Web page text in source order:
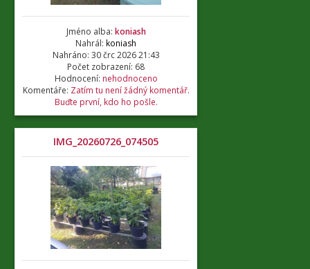
Jméno alba: koniash
Nahrál: koniash
Nahráno: 30 črc 2026 21:43
Počet zobrazení: 68
Hodnocení: nehodnoceno
Komentáře: Zatím tu není žádný komentář.
Buďte první, kdo ho pošle.
IMG_20260726_074505